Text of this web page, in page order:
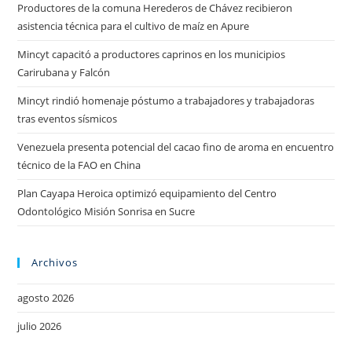
Productores de la comuna Herederos de Chávez recibieron
asistencia técnica para el cultivo de maíz en Apure
Mincyt capacitó a productores caprinos en los municipios
Carirubana y Falcón
Mincyt rindió homenaje póstumo a trabajadores y trabajadoras
tras eventos sísmicos
Venezuela presenta potencial del cacao fino de aroma en encuentro
técnico de la FAO en China
Plan Cayapa Heroica optimizó equipamiento del Centro
Odontológico Misión Sonrisa en Sucre
Archivos
agosto 2026
julio 2026